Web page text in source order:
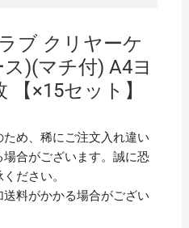
ブ クリヤーケ
)(マチ付) A4ヨ
【×15セット】
め、稀にご注文入れ違い
合がございます。誠に恐
ださい。
料がかかる場合がござい